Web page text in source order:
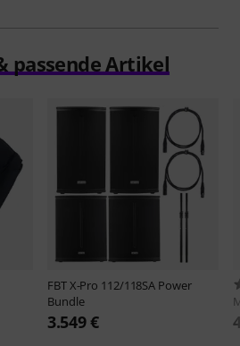
passende Artikel
FBTX-Pro 112/118SA Power
Bundle
3.549 €